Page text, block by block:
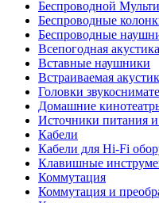
Беспроводной
Беспроводные
Беспроводные
Всепогодная акустика
Вставные наушники
Встраиваемая
Головки
Домашние
Источники питания
Кабели
Кабели для Hi-Fi
Клавишные
Коммутация
Коммутация и